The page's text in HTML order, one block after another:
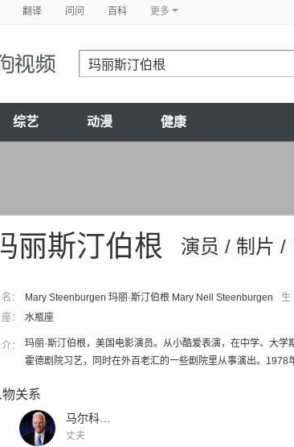
翻译 问问 百科 更多
综艺 动漫 健康
演员 / 制片 /
丽斯汀伯根
： Mary Steenburgen 玛丽·斯汀伯根 Mary Nell Steenburgen 生
：
水瓶座
：
玛丽·斯汀伯根，美国电影演员。从小酷爱表演，在中学、大
霍德剧院习艺，同时在外百老汇的一些剧院里从事演出。1978
物关系
丈夫